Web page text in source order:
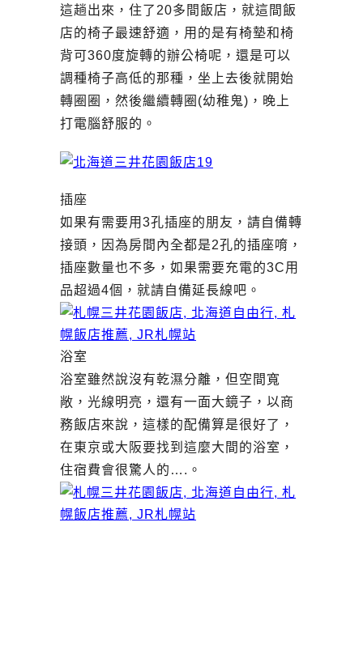
這趟出來，住了20多間飯店，就這間飯
店的椅子最速舒適，用的是有椅墊和椅
背可360度旋轉的辦公椅呢，還是可以
調種椅子高低的那種，坐上去後就開始
轉圈圈，然後繼續轉圈(幼稚鬼)，晚上
打電腦舒服的。
插座
如果有需要用3孔插座的朋友，請自備轉
接頭，因為房間內全都是2孔的插座唷，
插座數量也不多，如果需要充電的3C用
品超過4個，就請自備延長線吧。
浴室
浴室雖然說沒有乾濕分離，但空間寬
敞，光線明亮，還有一面大鏡子，以商
務飯店來說，這樣的配備算是很好了，
在東京或大阪要找到這麼大間的浴室，
住宿費會很驚人的….。